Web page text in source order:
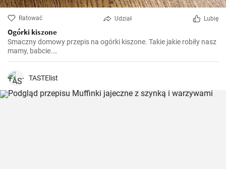
Ratować Udział Lubię
Ogórki kiszone
Smaczny domowy przepis na ogórki kiszone. Takie jakie robiły nasz
mamy, babcie.
https://gabciakowegotowanie24.blogspot.com/2025/06/ogorki-
TASTElist